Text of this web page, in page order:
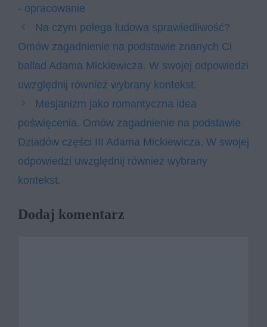
- opracowanie
Na czym polega ludowa sprawiedliwość?
Omów zagadnienie na podstawie znanych Ci
ballad Adama Mickiewicza. W swojej odpowiedzi
uwzględnij również wybrany kontekst.
Mesjanizm jako romantyczna idea
poświęcenia. Omów zagadnienie na podstawie
Dziadów części III Adama Mickiewicza. W swojej
odpowiedzi uwzględnij również wybrany
kontekst.
Dodaj komentarz